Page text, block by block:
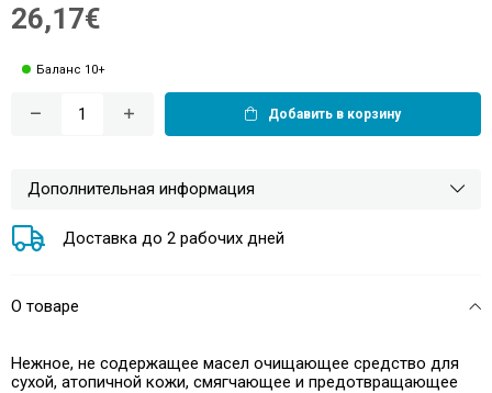
26,17€
Баланс 10+
Добавить в корзину
Дополнительная информация
Доставка до 2 рабочих дней
О товаре
Нежное, не содержащее масел очищающее средство для
сухой, атопичной кожи, смягчающее и предотвращающее